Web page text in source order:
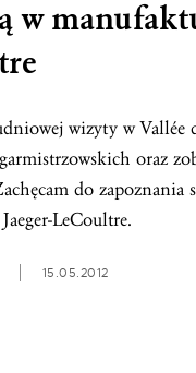
w
wizyty w Vallée
oraz
do zapoznania
LeCoultre.
15.05.2012